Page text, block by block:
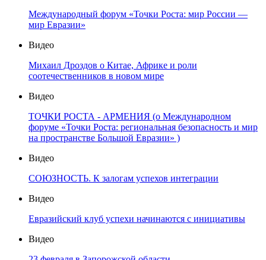
Международный форум «Точки Роста: мир России —
мир Евразии»
Видео
Михаил Дроздов о Китае, Африке и роли
соотечественников в новом мире
Видео
ТОЧКИ РОСТА - АРМЕНИЯ (о Международном
форуме «Точки Роста: региональная безопасность и мир
на пространстве Большой Евразии» )
Видео
СОЮЗНОСТЬ. К залогам успехов интеграции
Видео
Евразийский клуб успехи начинаются с инициативы
Видео